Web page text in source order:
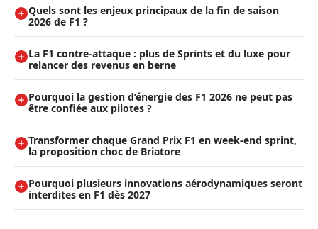
Quels sont les enjeux principaux de la fin de saison
2026 de F1 ?
La F1 contre-attaque : plus de Sprints et du luxe pour
relancer des revenus en berne
Pourquoi la gestion d’énergie des F1 2026 ne peut pas
être confiée aux pilotes ?
Transformer chaque Grand Prix F1 en week-end sprint,
la proposition choc de Briatore
Pourquoi plusieurs innovations aérodynamiques seront
interdites en F1 dès 2027